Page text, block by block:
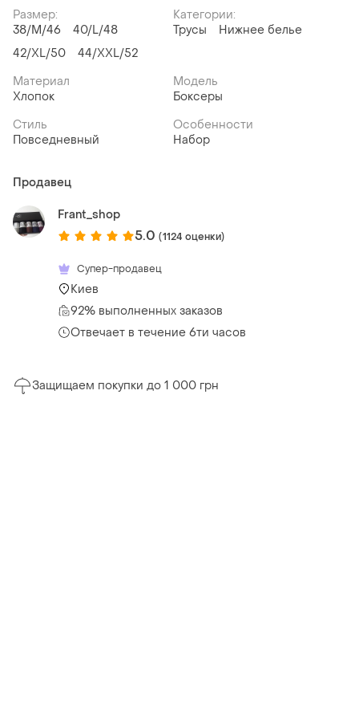
Размер:
38/M/46
40/L/48
42/XL/50
44/XXL/52
Категории:
Трусы
Нижнее белье
Материал
Хлопок
Модель
Боксеры
Стиль
Повседневный
Особенности
Набор
Продавец
Frant_shop
5.0 (1124 оценки)
Супер-продавец
Киев
92% выполненных заказов
Отвечает в течение 6ти часов
Защищаем покупки до 1 000 грн